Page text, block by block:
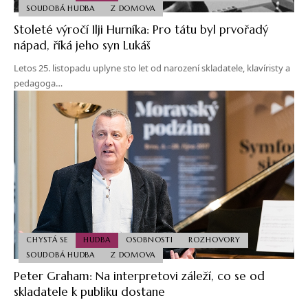
SOUDOBÁ HUDBA
Z DOMOVA
Stoleté výročí Ilji Hurníka: Pro tátu byl prvořadý
nápad, říká jeho syn Lukáš
Letos 25. listopadu uplyne sto let od narození skladatele, klavíristy a
pedagoga…
CHYSTÁ SE HUDBA OSOBNOSTI
ROZHOVORY
SOUDOBÁ HUDBA
Z DOMOVA
Peter Graham: Na interpretovi záleží, co se od
skladatele k publiku dostane